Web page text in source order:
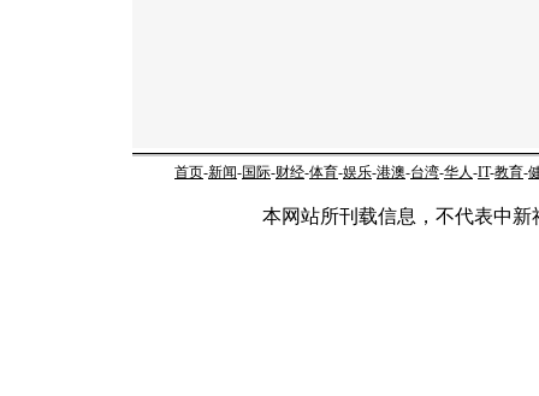
首页-新闻-国际-财经-体育-娱乐-港澳-台湾-华人-IT-教育-
本网站所刊载信息，不代表中